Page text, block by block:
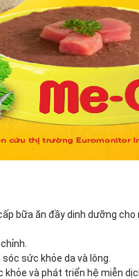
bữa ăn đầy dinh dưỡng cho
sức khỏe da và lông.
và phát triển hệ miễn